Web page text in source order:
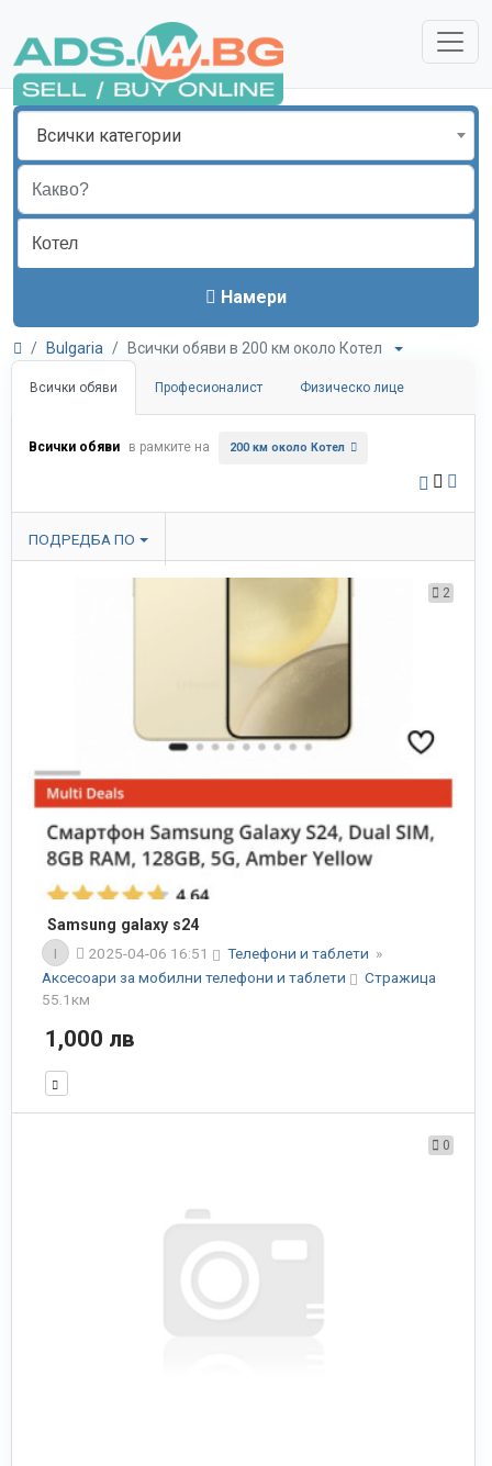
Всички категории
Намери
Bulgaria Всички обяви в 200 км около Котел
Всички обяви Професионалист Физическо лице
Всички обяви в рамките на 200 км около Котел
ПОДРЕДБА ПО
2
Samsung galaxy s24
I
2025-04-06 16:51 Телефони и таблети »
Аксесоари за мобилни телефони и таблети
Стражица
55.1км
1,000 лв
0